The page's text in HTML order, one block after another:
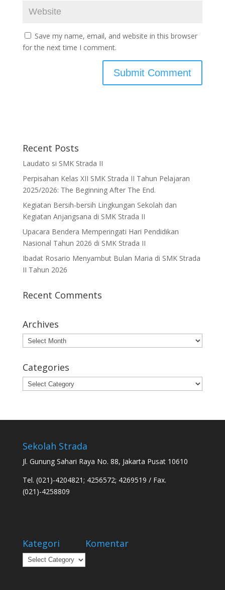
Save my name, email, and website in this browser
for the next time I comment.
Recent Posts
Laudato si SMK Strada II
Perpisahan Kelas XII SMK Strada II Tahun Pelajaran
2025/2026: The Beginning After The End.
Kegiatan Bersih-bersih Lingkungan Sekolah dan
Kegiatan Anjangsana di SMK Strada II
Upacara Bendera Memperingati Hari Pendidikan
Nasional Tahun 2026 di SMK Strada II
Ibadat Rosario Menyambut Bulan Maria di SMK Strada
II Tahun 2026
Recent Comments
Archives
Archives
Categories
Categories
Sekolah Strada
Jl. Gunung Sahari Raya No. 88, Jakarta Pusat 10610
Tel. (021)-4204821; 4256572; 4269519 / Fax.
(021)-4258809
Kategori
Kategori
Komentar